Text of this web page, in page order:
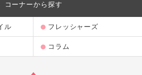
コーナーから探す
ル フレッシャーズ
コラム